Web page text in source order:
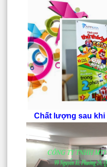
Chất lượng sau khi